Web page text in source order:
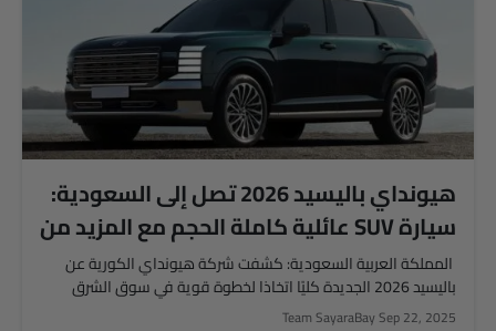
هيونداي باليسيد 2026 تصل إلى السعودية:
سيارة SUV عائلية كاملة الحجم مع المزيد من
التقنيات والراحة
المملكة العربية السعودية: كشفت شركة هيونداي الكورية عن
باليسيد 2026 الجديدة كليًا اتخاذا لخطوة قوية في سوق الشرق
الأوسط،...
Team SayaraBaySep 22, 2025